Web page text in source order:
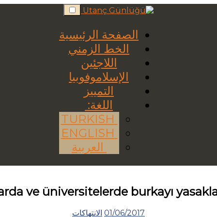
Skip
to
الصفحة الرئيسية
الخط الزمني
اللاجئين
الإسلاموفوبيا
التمييز
اللغة:
العربية
ve üniversitelerde burkayı
01/06/2017 الانتهاكات